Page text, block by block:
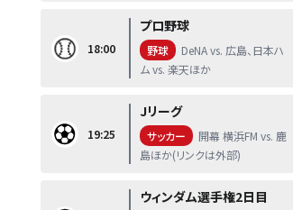
18:00
プロ野球
野球
DeNA vs. 広島、日本ハ
ム vs. 楽天ほか
19:25
Jリーグ
サッカー
開幕 横浜FM vs. 鹿
島ほか(リンクは外部)
ウィンダム選手権2日目